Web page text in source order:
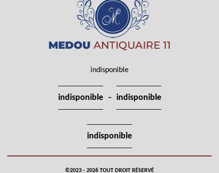
indisponible
indisponible - indisponible
indisponible
©2023 - 2026 TOUT DROIT RÉSERVÉ